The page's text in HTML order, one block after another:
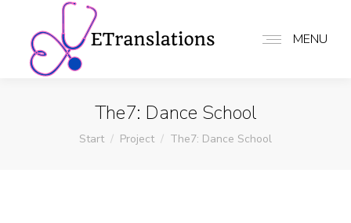
MENU
The7: Dance School
Sie befinden sich hier:
Start Project The7: Dance School